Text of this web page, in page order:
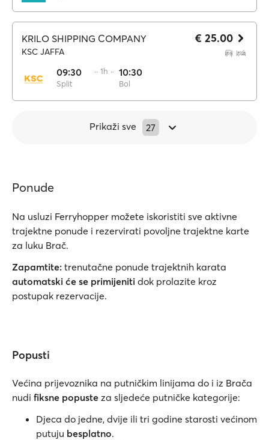
KRILO SHIPPING COMPANY
KSC JAFFA
09:30
Split
·· 1h ·· 10:30
Bol
€ 25.00
Prikaži sve 27
Ponude
Na usluzi Ferryhopper možete iskoristiti sve aktivne
trajektne ponude i rezervirati povoljne trajektne karte
za luku Brač.
Zapamtite: trenutačne ponude trajektnih karata
automatski će se primijeniti dok prolazite kroz
postupak rezervacije.
Popusti
Većina prijevoznika na putničkim linijama do i iz Brača
nudi fiksne popuste za sljedeće putničke kategorije:
Djeca do jedne, dvije ili tri godine starosti većinom
putuju besplatno.